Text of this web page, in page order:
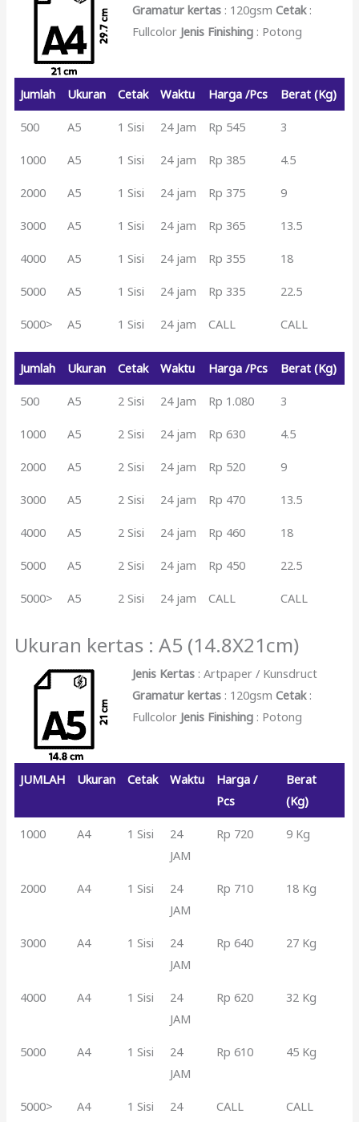
Gramatur kertas: 120gsm Cetak:
Fullcolor Jenis Finishing: Potong
Jumlah Ukuran Cetak Waktu Harga /Pcs Berat (Kg)
500 A5 1 Sisi 24 Jam Rp 545 3
1000 A5 1 Sisi 24 jam Rp 385 4.5
2000 A5 1 Sisi 24 jam Rp 375 9
3000 A5 1 Sisi 24 jam Rp 365 13.5
4000 A5 1 Sisi 24 jam Rp 355 18
5000 A5 1 Sisi 24 jam Rp 335 22.5
5000> A5 1 Sisi 24 jam CALL CALL
Jumlah Ukuran Cetak Waktu Harga /Pcs Berat (Kg)
500 A5 2 Sisi 24 Jam Rp 1.080 3
1000 A5 2 Sisi 24 jam Rp 630 4.5
2000 A5 2 Sisi 24 jam Rp 520 9
3000 A5 2 Sisi 24 jam Rp 470 13.5
4000 A5 2 Sisi 24 jam Rp 460 18
5000 A5 2 Sisi 24 jam Rp 450 22.5
5000> A5 2 Sisi 24 jam CALL CALL
Ukuran kertas : A5 (14.8X21cm)
Jenis Kertas: Artpaper / Kunsdruct
Gramatur kertas: 120gsm Cetak:
Fullcolor Jenis Finishing: Potong
JUMLAH Ukuran Cetak Waktu
Harga /
Pcs
Berat
(Kg)
1000 A4 1 Sisi
24
JAM
Rp 720 9 Kg
2000 A4 1 Sisi
24
JAM
Rp 710 18 Kg
3000 A4 1 Sisi
24
JAM
Rp 640 27 Kg
4000 A4 1 Sisi
24
JAM
Rp 620 32 Kg
5000 A4 1 Sisi
24
JAM
Rp 610 45 Kg
5000> A4 1 Sisi
24
CALL CALL